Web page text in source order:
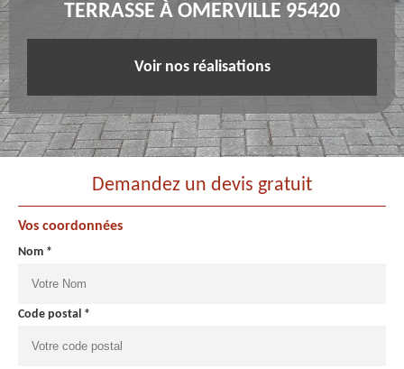
TERRASSE À OMERVILLE 95420
Voir nos réalisations
Demandez un devis gratuit
Vos coordonnées
Nom *
Code postal *